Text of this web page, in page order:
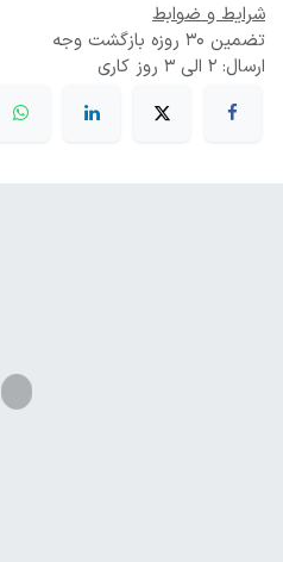
شرایط و ضوابط
تضمین 30 روزه بازگشت وجه
ارسال: 2 الی 3 روز کاری